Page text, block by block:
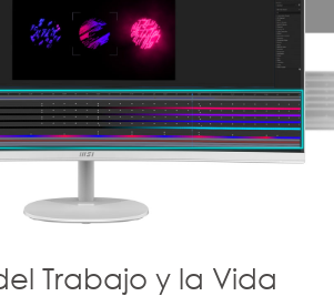
Trabajo y la Vida